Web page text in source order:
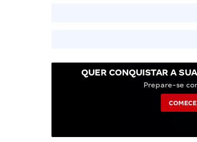
QUER CONQUISTAR A
Prepare-se